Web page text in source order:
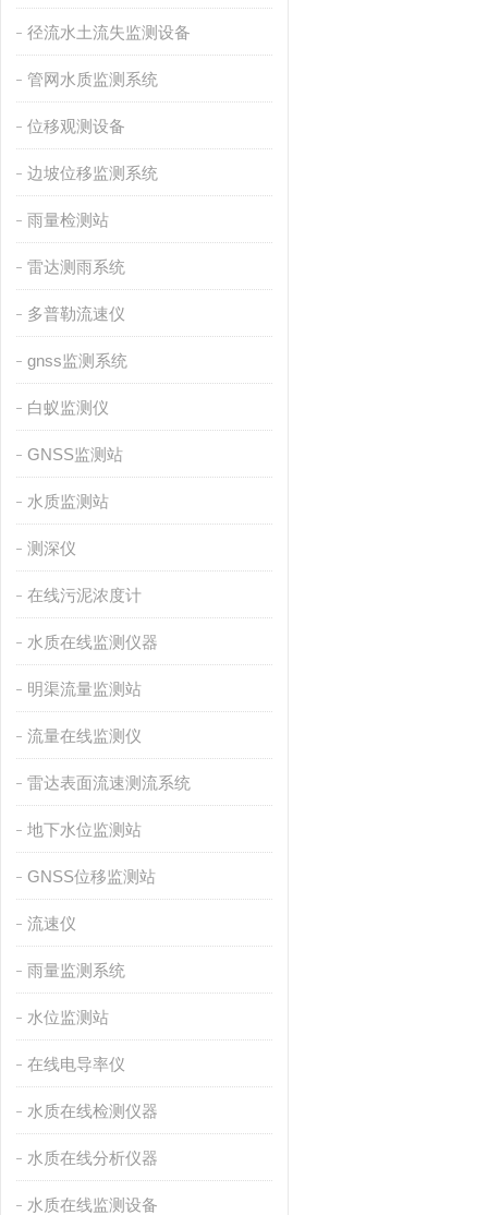
径流水土流失监测设备
管网水质监测系统
位移观测设备
边坡位移监测系统
雨量检测站
雷达测雨系统
多普勒流速仪
gnss监测系统
白蚁监测仪
GNSS监测站
水质监测站
测深仪
在线污泥浓度计
水质在线监测仪器
明渠流量监测站
流量在线监测仪
雷达表面流速测流系统
地下水位监测站
GNSS位移监测站
流速仪
雨量监测系统
水位监测站
在线电导率仪
水质在线检测仪器
水质在线分析仪器
水质在线监测设备